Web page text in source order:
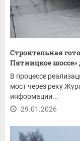
Строительная
Пятницкое шоссе»
В процессе
мост через реку
информации...
29.01.2026